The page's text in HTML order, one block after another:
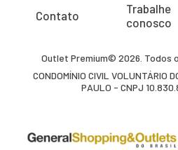
Contato
Trabalhe
conosco
Outlet Premium© 2026. Todos
CONDOMÍNIO CIVIL VOLUNTÁRIO
PAULO - CNPJ